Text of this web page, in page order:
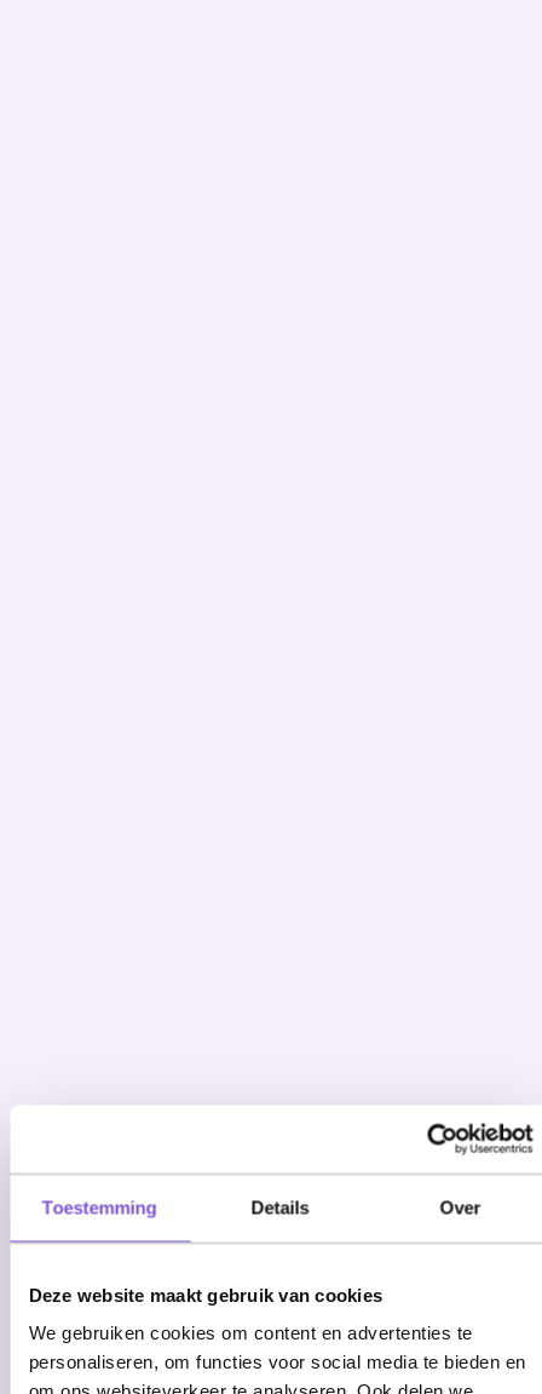
Toestemming Details Over
Deze website maakt gebruik van cookies
We gebruiken cookies om content en advertenties te
personaliseren, om functies voor social media te bieden en